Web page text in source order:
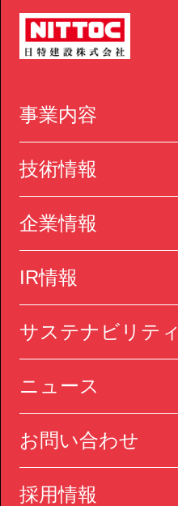
事業内容
技術情報
企業情報
IR情報
サステナビリティ
ニュース
お問い合わせ
採用情報